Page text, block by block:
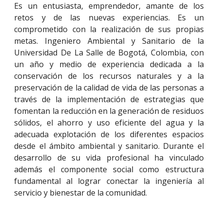
Es un entusiasta, emprendedor, amante de los
retos y de las nuevas experiencias. Es un
comprometido con la realización de sus propias
metas. Ingeniero Ambiental y Sanitario de la
Universidad De La Salle de Bogotá, Colombia, con
un año y medio de experiencia dedicada a la
conservación de los recursos naturales y a la
preservación de la calidad de vida de las personas a
través de la implementación de estrategias que
fomentan la reducción en la generación de residuos
sólidos, el ahorro y uso eficiente del agua y la
adecuada explotación de los diferentes espacios
desde el ámbito ambiental y sanitario. Durante el
desarrollo de su vida profesional ha vinculado
además el componente social como estructura
fundamental al lograr conectar la ingeniería al
servicio y bienestar de la comunidad.